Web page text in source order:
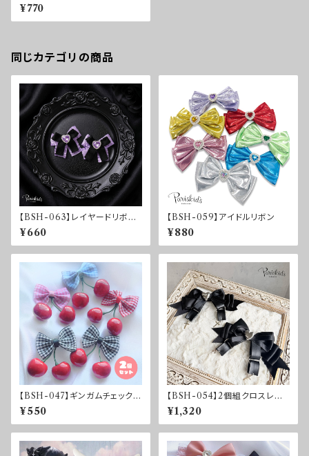
♡ティアラ♡
¥770
同じカテゴリの商品
【BSH-063】レイヤードリボン
クリップ
¥660
【BSH-059】アイドルリボン
¥880
【BSH-047】ギンガムチェック♡
さくらんぼリボン2個セット
¥550
【BSH-054】2個組クロスレザ
ーリボンクリップ
¥1,320